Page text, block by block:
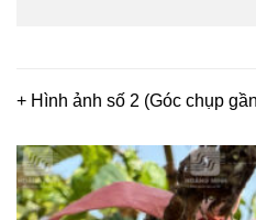
+ Hình ảnh số 2 (Góc chụp